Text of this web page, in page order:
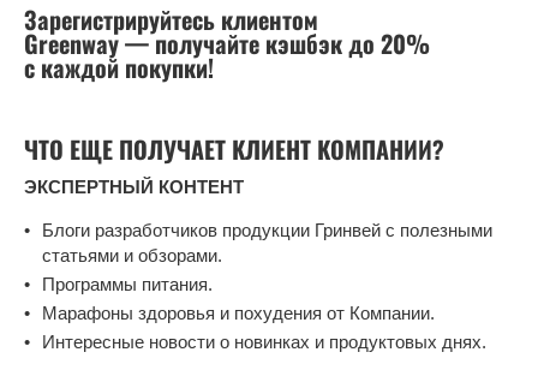
Зарегистрируйтесь клиентом
Greenway — получайте кэшбэк до 20%
с каждой покупки!
ЧТО ЕЩЕ ПОЛУЧАЕТ КЛИЕНТ КОМПАНИИ?
ЭКСПЕРТНЫЙ КОНТЕНТ
Блоги разработчиков продукции Гринвей с полезными
статьями и обзорами.
Программы питания.
Марафоны здоровья и похудения от Компании.
Интересные новости о новинках и продуктовых днях.